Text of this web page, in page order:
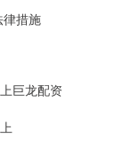
措施
巨龙配资